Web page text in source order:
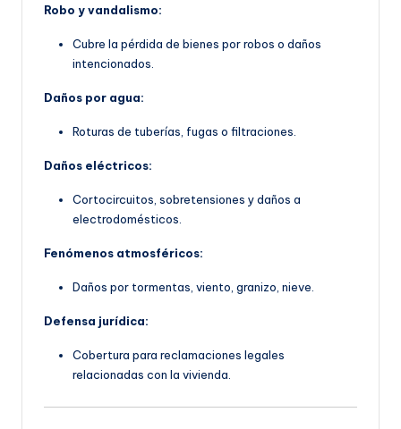
Robo y vandalismo:
Cubre la pérdida de bienes por robos o daños
intencionados.
Daños por agua:
Roturas de tuberías, fugas o filtraciones.
Daños eléctricos:
Cortocircuitos, sobretensiones y daños a
electrodomésticos.
Fenómenos atmosféricos:
Daños por tormentas, viento, granizo, nieve.
Defensa jurídica:
Cobertura para reclamaciones legales
relacionadas con la vivienda.